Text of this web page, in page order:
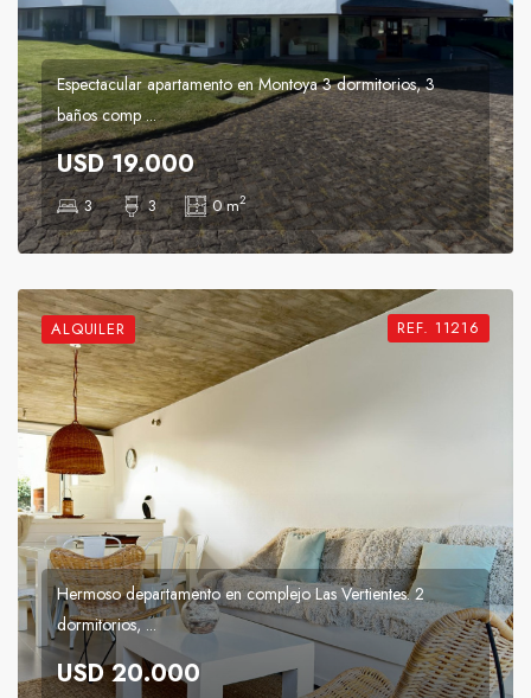
Espectacular apartamento en Montoya 3 dormitorios, 3
baños comp ...
USD 19.000
3 3 0 m2
ALQUILER REF. 11216
Hermoso departamento en complejo Las Vertientes. 2
dormitorios, ...
USD 20.000